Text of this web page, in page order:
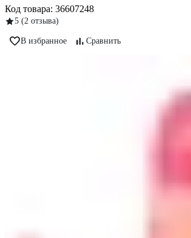
Код товара: 36607248
5 (2 отзыва)
В избранное Сравнить